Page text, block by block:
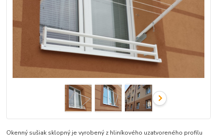
Okenný sušiak sklopný je vyrobený z hliníkového uzatvoreného profilu